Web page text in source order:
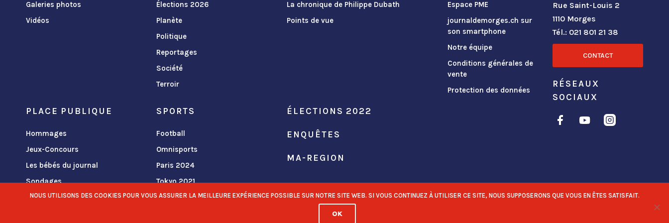
Galeries photos
Vidéos
Élections 2026
Planète
Politique
Reportages
Société
Terroir
La chronique de Philippe Dubath
Points de vue
PLACE PUBLIQUE
Hommages
Jeux-Concours
Les bébés du journal
Sondages
SPORTS
Football
Omnisports
Paris 2024
Tokyo 2021
ÉLECTIONS 2022
ENQUÊTES
MA-REGION
Espace PME
journaldemorges.ch sur
son smartphone
Notre équipe
Conditions générales de
vente
Protection des données
Rue Saint-Louis 2
1110 Morges
Tél.: 021 801 21 38
CONTACT
RÉSEAUX
SOCIAUX
NOUS UTILISONS DES COOKIES POUR VOUS ASSURER LA MEILLEURE EXPÉRIENCE POSSIBLE SUR NOTRE SITE WEB. SI VOUS CONTINUEZ À UTILISER CE SITE, NOUS SUPPOSERONS QUE VOUS EN ÊTES SATISFAIT.
OK